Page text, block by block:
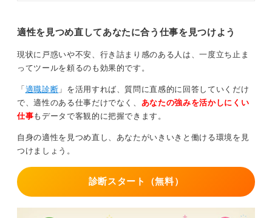
るために必要なことを漏れなく解説
します。
適性を見つめ直してあなたに合う仕事を見つけよう
現状に戸惑いや不安、行き詰まり感のある人は、一度立ち止ま
ってツールを頼るのも効果的です。
「 適職診断 」を活用すれば、質問に直感的に回答していくだけ
で、適性のある仕事だけでなく、 あなたの強みを活かしにくい
仕事もデータで客観的に把握できます。
自身の適性を見つめ直し、あなたがいきいきと働ける環境を見
つけましょう。
診断スタート（無料）